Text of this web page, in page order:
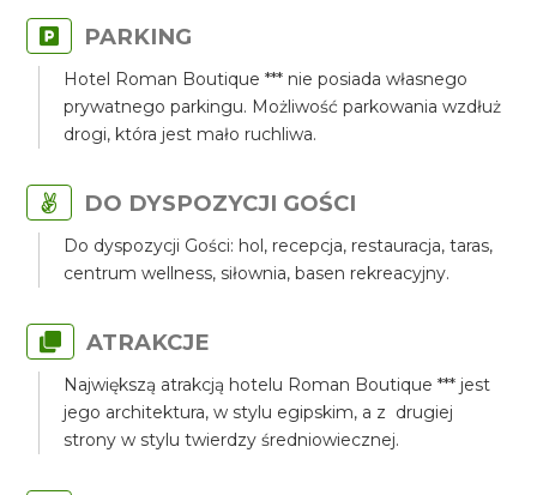
PARKING
Hotel Roman Boutique *** nie posiada własnego
prywatnego parkingu. Możliwość parkowania wzdłuż
drogi, która jest mało ruchliwa.
DO DYSPOZYCJI GOŚCI
Do dyspozycji Gości: hol, recepcja, restauracja, taras,
centrum wellness, siłownia, basen rekreacyjny.
ATRAKCJE
Największą atrakcją hotelu Roman Boutique *** jest
jego architektura, w stylu egipskim, a z drugiej
strony w stylu twierdzy średniowiecznej.